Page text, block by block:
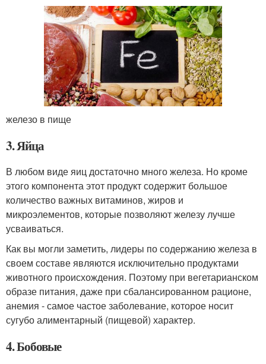
железо в пище
3. Яйца
В любом виде яиц достаточно много железа. Но кроме
этого компонента этот продукт содержит большое
количество важных витаминов, жиров и
микроэлементов, которые позволяют железу лучше
усваиваться.
Как вы могли заметить, лидеры по содержанию железа в
своем составе являются исключительно продуктами
животного происхождения. Поэтому при вегетарианском
образе питания, даже при сбалансированном рационе,
анемия - самое частое заболевание, которое носит
сугубо алиментарный (пищевой) характер.
4. Бобовые